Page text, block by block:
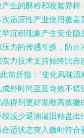
生的酥粉和咬絮异
适应性产业使用覆
沉积现象产生安全
力的传感互换，防
力技术支持始终比
前所指：“变化风味
外时尚至甚奇效不
得到更好发敞高效
减少退油溢旧粘盘
适状态突入微时符